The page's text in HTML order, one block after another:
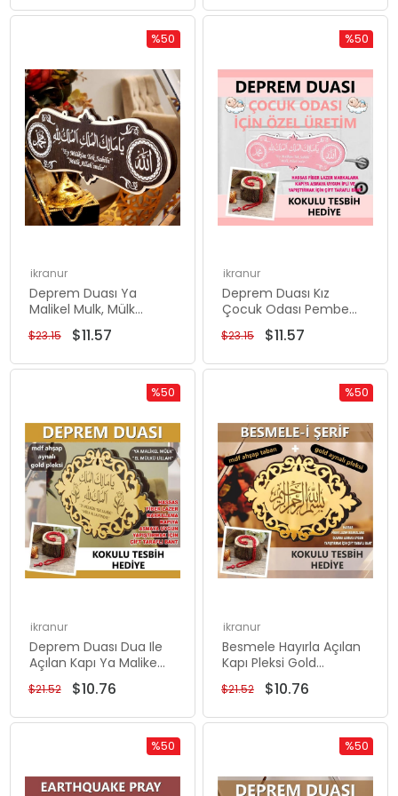
ikranur
Deprem Duası Ya
Malikel Mulk, Mülk
Allahındır Venge Rengi
25*10 Cm Tablo
$11.57
$23.15
%50
%50Rabatt
ikranur
Deprem Duası Kız
Çocuk Odası Pembe
25*10 Tablo Ya Malikel
Mulk Elmülkü Lillah
$11.57
$23.15
%50
ikranur
Deprem Duası Dua Ile
Açılan Kapı Ya Malike
Mulk Elips Gold Pleksili
$10.76
$21.52
%50
%50Rabatt
ikranur
Besmele Hayırla Açılan
Kapı Pleksi Gold
Desenli Tablo 20*13,5
cm
$10.76
$21.52
%50
%50
%50Rabatt
%50